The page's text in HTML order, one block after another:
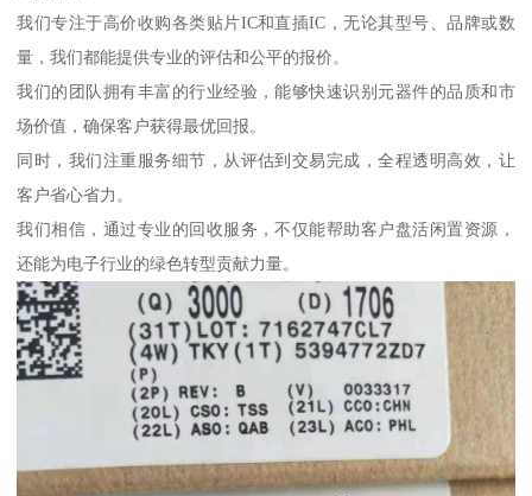
我们专注于高价收购各类贴片IC和直插IC，无论其型号、品牌或数
量，我们都能提供专业的评估和公平的报价。
我们的团队拥有丰富的行业经验，能够快速识别元器件的品质和市
场价值，确保客户获得最优回报。
同时，我们注重服务细节，从评估到交易完成，全程透明高效，让
客户省心省力。
我们相信，通过专业的回收服务，不仅能帮助客户盘活闲置资源，
还能为电子行业的绿色转型贡献力量。